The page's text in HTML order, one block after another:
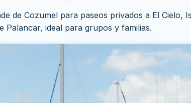
de Cozumel para paseos privados a El Cielo,
Palancar, ideal para grupos y familias.